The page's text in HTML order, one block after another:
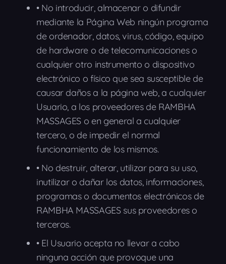
• No introducir, almacenar o difundir
mediante la Página Web ningún programa
de ordenador, datos, virus, código, equipo
de hardware o de telecomunicaciones o
cualquier otro instrumento o dispositivo
electrónico o físico que sea susceptible de
causar daños a la página web, a cualquier
Usuario, a los proveedores de RAMBHA
MASSAGES o en general a cualquier
tercero, o de impedir el normal
funcionamiento de los mismos.
• No destruir, alterar, utilizar para su uso,
inutilizar o dañar los datos, informaciones,
programas o documentos electrónicos de
RAMBHA MASSAGES sus proveedores o
terceros.
• El Usuario acepta no llevar a cabo
ninguna acción que provoque una